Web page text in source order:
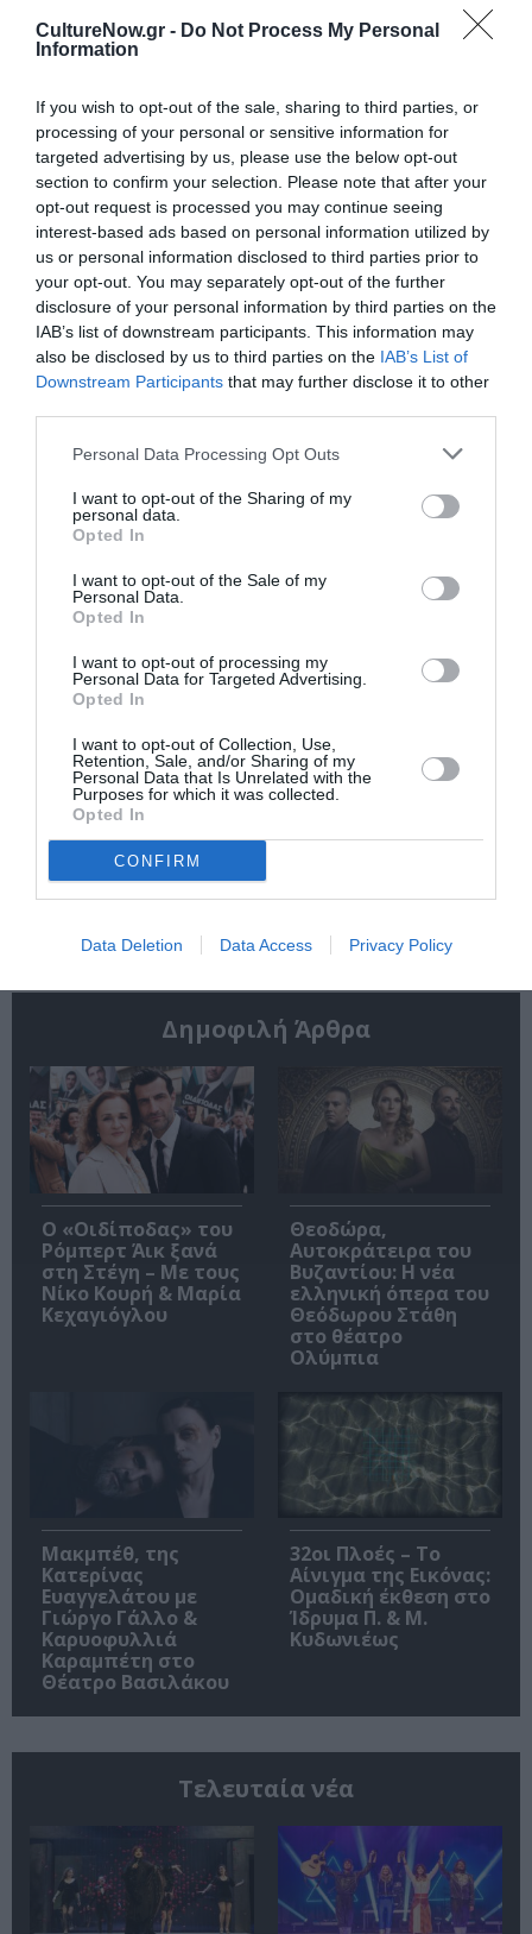
CultureNow.gr - Do Not Process My Personal
Information
If you wish to opt-out of the sale, sharing to third parties, or
processing of your personal or sensitive information for
targeted advertising by us, please use the below opt-out
section to confirm your selection. Please note that after your
opt-out request is processed you may continue seeing
interest-based ads based on personal information utilized by
us or personal information disclosed to third parties prior to
your opt-out. You may separately opt-out of the further
disclosure of your personal information by third parties on the
IAB’s list of downstream participants. This information may
also be disclosed by us to third parties on the IAB’s List of
Downstream Participants that may further disclose it to other
Personal Data Processing Opt Outs
I want to opt-out of the Sharing of my
personal data.
Opted In
I want to opt-out of the Sale of my
Personal Data.
Opted In
I want to opt-out of processing my
Personal Data for Targeted Advertising.
Opted In
I want to opt-out of Collection, Use,
Retention, Sale, and/or Sharing of my
Personal Data that Is Unrelated with the
Purposes for which it was collected.
Opted In
CONFIRM
Data Deletion Data Access Privacy Policy
Ακολουθήστε το Culturenow.gr
Σχετικά Άρθρα
Η Μισέλ Φάιφερ
αποκάλυψε ότι δεν
θέλει να
πρωταγωνιστήσει
ποτέ ξανά σε ταινία
Προβολές με
ελεύθερη είσοδο
Κινηματογράφο
Αγίας Παρασκευής |
Εισπράξεις πάνω
από 1 δισ. δολάρια
για το “Spider-Man:
Brand New Day”
“Without Blood” της
Σεπτέμβριο
Δημοφιλή Άρθρα
O «Οιδίποδας» του
Ρόμπερτ Άικ ξανά
στη Στέγη – Με τους
Νίκο Κουρή & Μαρία
Κεχαγιόγλου
Θεοδώρα,
Αυτοκράτειρα του
Βυζαντίου: Η νέα
ελληνική όπερα του
Θεόδωρου Στάθη
στο θέατρο
Ολύμπια
Μακμπέθ, της
Κατερίνας
Ευαγγελάτου με
Γιώργο Γάλλο &
Καρυοφυλλιά
Καραμπέτη στο
Θέατρο Βασιλάκου
32οι Πλοές – Το
Αίνιγμα της Εικόνας:
Ομαδική έκθεση στο
Ίδρυμα Π. & Μ.
Κυδωνιέως
Τελευταία νέα